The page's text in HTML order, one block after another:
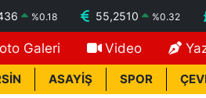
%0.18 55,2510 %0.32
Galeri Video
ASAYİŞ SPOR